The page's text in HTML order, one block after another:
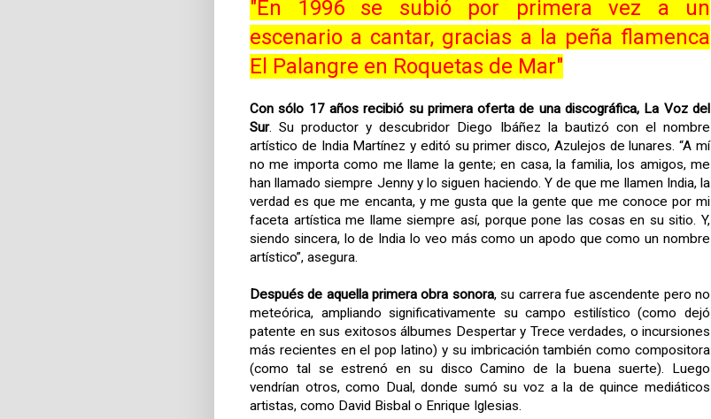
"En 1996 se subió por primera vez a un
escenario a cantar, gracias a la peña flamenca
El Palangre en Roquetas de Mar"
Con sólo 17 años recibió su primera oferta de una discográfica, La Voz del
Sur. Su productor y descubridor Diego Ibáñez la bautizó con el nombre
artístico de India Martínez y editó su primer disco, Azulejos de lunares. “A mí
no me importa como me llame la gente; en casa, la familia, los amigos, me
han llamado siempre Jenny y lo siguen haciendo. Y de que me llamen India, la
verdad es que me encanta, y me gusta que la gente que me conoce por mi
faceta artística me llame siempre así, porque pone las cosas en su sitio. Y,
siendo sincera, lo de India lo veo más como un apodo que como un nombre
artístico”, asegura.
Después de aquella primera obra sonora, su carrera fue ascendente pero no
meteórica, ampliando significativamente su campo estilístico (como dejó
patente en sus exitosos álbumes Despertar y Trece verdades, o incursiones
más recientes en el pop latino) y su imbricación también como compositora
(como tal se estrenó en su disco Camino de la buena suerte). Luego
vendrían otros, como Dual, donde sumó su voz a la de quince mediáticos
artistas, como David Bisbal o Enrique Iglesias.